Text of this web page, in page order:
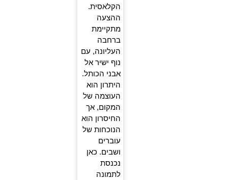
הקלאסית.
ההצעה
מתקיימת
ברחבה
העליונה, עם
נוף ישיר אל
אבני הכותל.
היתרון הוא
העוצמה של
המקום, אך
החיסרון הוא
הנוכחות של
עוברים
ושבים. כאן
נכנסת
לתמונה